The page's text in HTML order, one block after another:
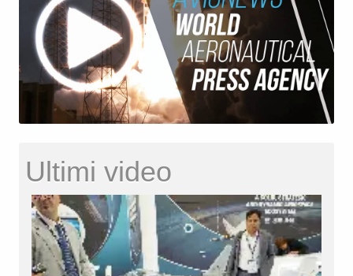
Ultimi video